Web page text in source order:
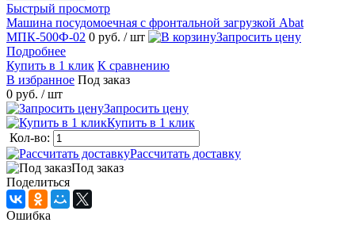
Быстрый просмотр
Машина посудомоечная с фронтальной загрузкой Abat
МПК-500Ф-02 0 руб. / шт
Запросить цену
Подробнее
Купить в 1 клик К сравнению
В избранное Под заказ
0 руб. / шт
Запросить цену
Купить в 1 клик
Кол-во:
Рассчитать доставку
Под заказ
Поделиться
Ошибка